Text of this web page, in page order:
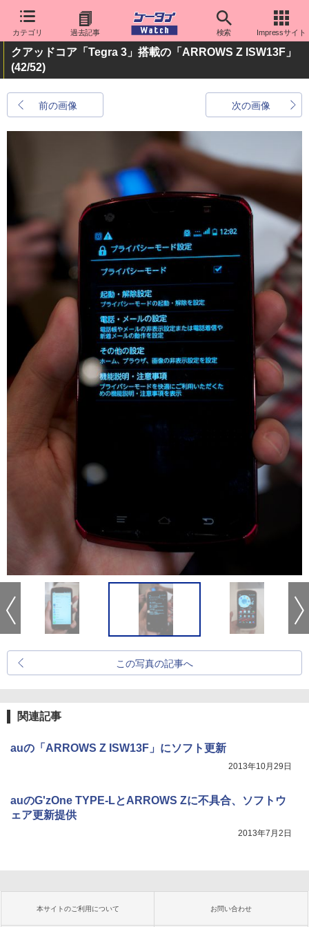
カテゴリ 過去記事 検索 Impressサイト
クアッドコア「Tegra 3」搭載の「ARROWS Z ISW13F」
(42/52)
前の画像 次の画像
この写真の記事へ
関連記事
auの「ARROWS Z ISW13F」にソフト更新
2013年10月29日
auのG'zOne TYPE-LとARROWS Zに不具合、ソフトウ
ェア更新提供
2013年7月2日
本サイトのご利用について お問い合わせ